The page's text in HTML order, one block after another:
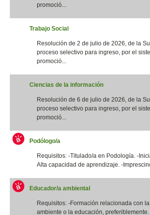
promoció...
Trabajo Social
Resolución de 2 de julio de 2026, de la
proceso selectivo para ingreso, por el
promoció...
Ciencias de la información
Resolución de 6 de julio de 2026, de la
proceso selectivo para ingreso, por el
promoció...
Podólogo/a
Requisitos: -Titulado/a en Podología. -
Alta capacidad de aprendizaje. -
Educador/a ambiental
Requisitos: -Formación relacionada con
ambiente o la educación,